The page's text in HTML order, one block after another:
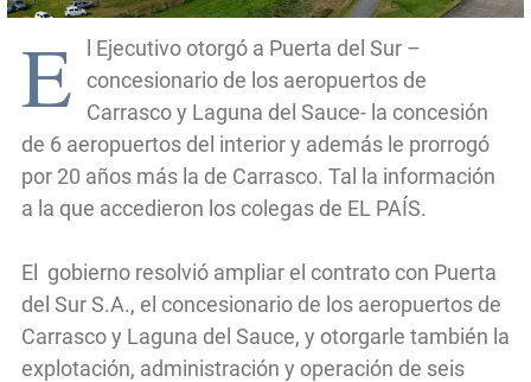
E
l Ejecutivo otorgó a Puerta del Sur –
concesionario de los aeropuertos de
Carrasco y Laguna del Sauce- la concesión
de 6 aeropuertos del interior y además le prorrogó
por 20 años más la de Carrasco. Tal la información
a la que accedieron los colegas de EL PAÍS.
El gobierno resolvió ampliar el contrato con Puerta
del Sur S.A., el concesionario de los aeropuertos de
Carrasco y Laguna del Sauce, y otorgarle también la
explotación, administración y operación de seis